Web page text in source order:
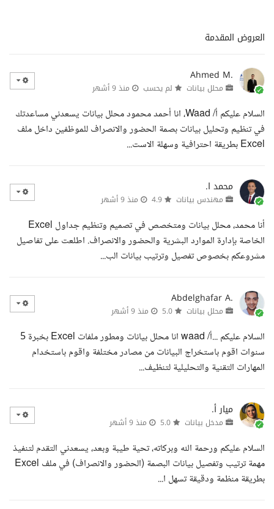
العروض المقدمة
Ahmed M.
محلل بيانات لم يحسب منذ 9 أشهر
السلام عليكم أ/ Waad، انا أحمد محمود محلل بيانات يسعدني مساعدتك
في تنظيم وتحليل بيانات بصمة الحضور والانصراف للموظفين داخل ملف
Excel بطريقة احترافية وسهلة الاست...
محمد ا.
مهندس بيانات منذ 9 أشهر
أنا محمد، محلل بيانات ومتخصص في تصميم وتنظيم جداول Excel
الخاصة بإدارة الموارد البشرية والحضور والانصراف. اطلعت على تفاصيل
مشروعكم بخصوص تفصيل وترتيب بيانات الب...
Abdelghafar A.
محلل بيانات منذ 9 أشهر
السلام عليكم ...أ/ waad انا محلل بيانات ومطور ملفات Excel بخبرة 5
سنوات اقوم باستخراج البيانات من مصادر مختلفة واقوم باستخدام
المهارات التقنية والتحليلية لتنظيف...
ميار أ.
مدخل بيانات منذ 9 أشهر
السلام عليكم ورحمة الله وبركاته، تحية طيبة وبعد، يسعدني التقدم لتنفيذ
مهمة ترتيب وتفصيل بيانات البصمة (الحضور والانصراف) في ملف Excel
بطريقة منظمة ودقيقة تسهل ا...